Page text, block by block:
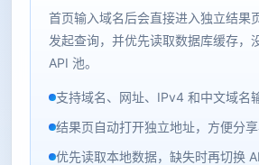
首页输入域名后会直接进入独立结果
发起查询，并优先读取数据库缓存，
API 池。
支持域名、网址、IPv4 和中文域名
结果页自动打开独立地址，方便分享
优先读取本地数据，缺失时再切换